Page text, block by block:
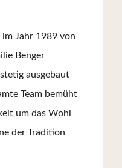
Jahr 1989 von
Benger
ausgebaut
Team bemüht
um das Wohl
der Tradition